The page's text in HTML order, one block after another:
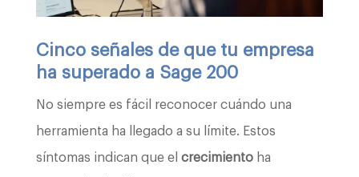
Cinco señales de que tu empresa
ha superado a Sage 200
No siempre es fácil reconocer cuándo una
herramienta ha llegado a su límite. Estos
síntomas indican que el crecimientoha